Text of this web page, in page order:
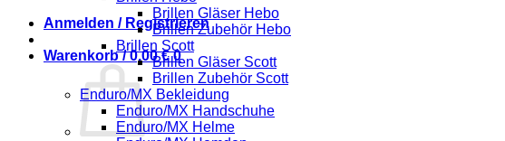
Anmelden / Registrieren
Warenkorb /0,00€ 0
Brillen Gläser Hebo
Brillen Zubehör Hebo
Brillen Scott
Brillen Gläser Scott
Brillen Zubehör Scott
Enduro/MX Bekleidung
Enduro/MX Handschuhe
Enduro/MX Helme